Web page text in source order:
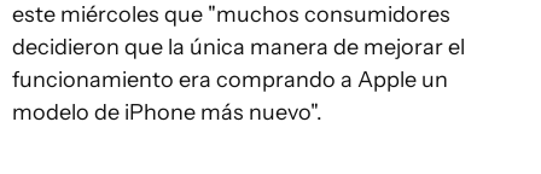
este miércoles que "muchos consumidores
decidieron que la única manera de mejorar el
funcionamiento era comprando a Apple un
modelo de iPhone más nuevo".